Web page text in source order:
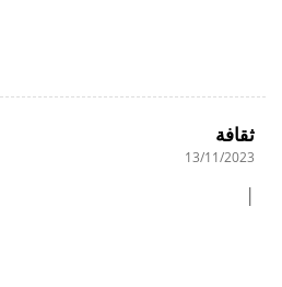
ثقافة
13/11/2023
|